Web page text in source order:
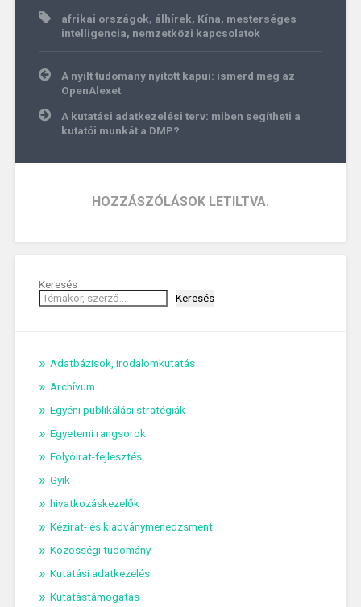
afrikai országok, álhírek, Kína, mesterséges
intelligencia, nemzetközi kapcsolatok
Bejegyzés
navigáció
A nyílt tudomány nyitott kapui: ismerd meg az
OpenAlexet
A kutatási adatkezelési terv: miben segítheti a
kutatói munkát a DMP?
HOZZÁSZÓLÁSOK LETILTVA.
Keresés
Keresés
Adatbázisok, irodalomkutatás
Archívum
Egyéni publikálási stratégiák
Egyetemi rangsorok
Folyóirat-fejlesztés
Gyik
hivatkozáskezelők
Kézirat- és kiadványmenedzsment
Közösségi tudomány
Kutatási adatkezelés
Kutatástámogatás